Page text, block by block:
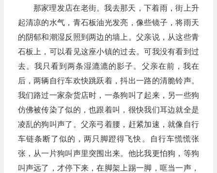
那家理发店在老街。我去那天，下着雨，街上升
起清凉的水气，青石板油光发亮，像些镜子，将雨天
的阴郁和潮湿反照到两边的墙上。父亲说，从这些青
石板上，可以看见这座小镇的过去。可我没有看到过
去。我只看到两条湿漉漉的影子。父亲在前，我在
后，两辆自行车欢快跳跃着，抖出一路的清脆铃声。
我们路过一家杂货店时，一条狗叫了起来，另一些狗
仿佛被传染了似的，也跟着叫，很快我们耳边就全是
凌乱的狗叫声了。父亲弓着腰，赶紧加速，就像自行
车链条断了似的，两只脚蹬得飞快。自行车慌慌张
张，从一片狗叫声里突围出来。他比我更怕狗，等狗
叫声远了，才停下来，在脚架上踢一脚，哐当一声，